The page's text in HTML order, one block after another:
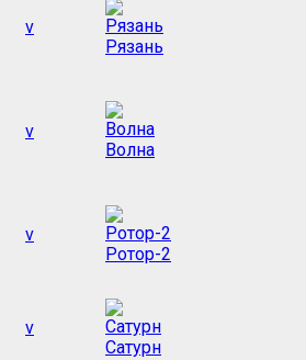
v
Рязань
v
Волна
v
Ротор-2
v
Сатурн